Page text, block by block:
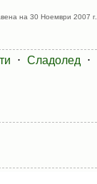
на 30 Ноември 2007 г.
⋅ Сладолед
⋅